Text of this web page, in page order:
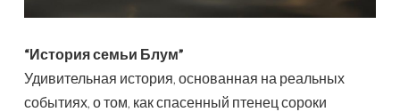
“История семьи Блум”
Удивительная история, основанная на реальных
событиях, о том, как спасенный птенец сороки